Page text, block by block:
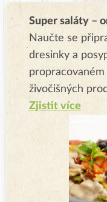
Super saláty –
Naučte se
dresinky a
živočišných
Zjistit více